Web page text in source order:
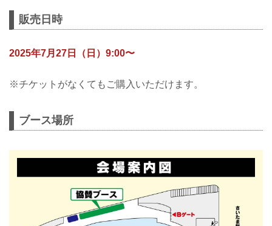
販売日時
2025年7月27日（日）9:00〜
※チケットがなくてもご購入いただけます。
ブース場所